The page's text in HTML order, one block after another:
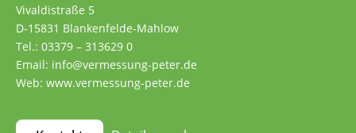
Vivaldistraße 5
D-15831 Blankenfelde-Mahlow
Tel.: 03379 – 313629 0
Email: info@vermessung-peter.de
Web: www.vermessung-peter.de